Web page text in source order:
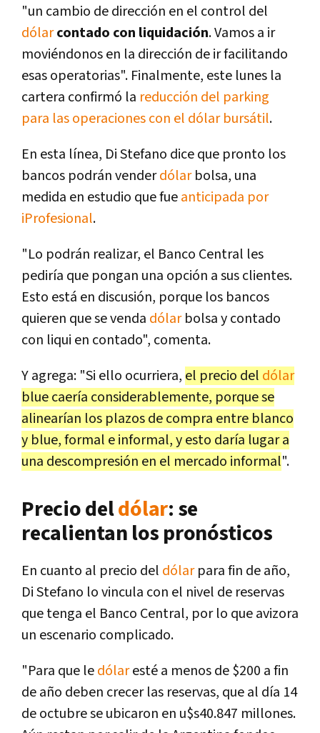
"un cambio de dirección en el control del
dólarcontado con liquidación. Vamos a ir
moviéndonos en la dirección de ir facilitando
esas operatorias". Finalmente, este lunes la
cartera confirmó la reducción del parking
para las operaciones con el dólar bursátil.
En esta línea, Di Stefano dice que pronto los
bancos podrán venderdólarbolsa, una
medida en estudio que fueanticipada por
iProfesional.
"Lo podrán realizar, el Banco Central les
pediría que pongan una opción a sus clientes.
Esto está en discusión, porque los bancos
quieren que se venda dólarbolsa y contado
con liqui en contado", comenta.
Y agrega: "Si ello ocurriera, el precio del dólar
blue caería considerablemente, porque se
alinearían los plazos de compra entre blanco
y blue, formal e informal, y esto daría lugar a
una descompresión en el mercado informal".
Precio deldólar: se
recalientan los pronósticos
En cuanto al precio del dólarpara fin de año,
Di Stefano lo vincula con el nivel de reservas
que tenga el Banco Central, por lo que avizora
un escenario complicado.
"Para que ledólaresté a menos de $200 a fin
de año deben crecer las reservas, que al día 14
de octubre se ubicaron en u$s40.847 millones.